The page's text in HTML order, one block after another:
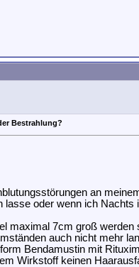
Bestrahlung?
an
oder wenn ich
maximal 7cm groß
auch nicht mehr
Bendamustin mit
Wirkstoff keinen